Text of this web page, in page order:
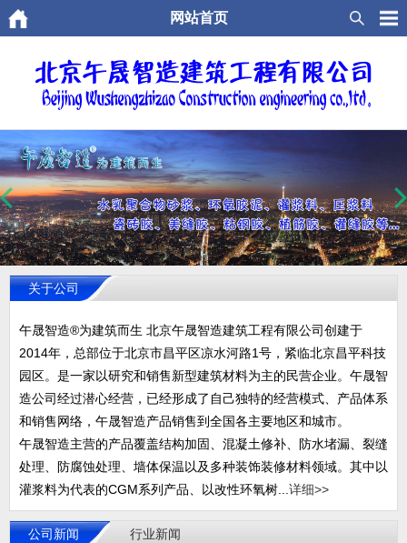
网站首页
关于公司
午晟智造®为建筑而生 北京午晟智造建筑工程有限公司创建于
2014年，总部位于北京市昌平区凉水河路1号，紧临北京昌平科技
园区。是一家以研究和销售新型建筑材料为主的民营企业。午晟智
造公司经过潜心经营，已经形成了自己独特的经营模式、产品体系
和销售网络，午晟智造产品销售到全国各主要地区和城市。
午晟智造主营的产品覆盖结构加固、混凝土修补、防水堵漏、裂缝
处理、防腐蚀处理、墙体保温以及多种装饰装修材料领域。其中以
灌浆料为代表的CGM系列产品、以改性环氧树...详细>>
公司新闻 行业新闻